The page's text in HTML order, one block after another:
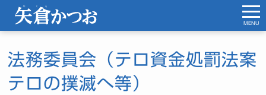
法務委員会（テロ資金処罰法案
テロの撲滅へ等）
MENU